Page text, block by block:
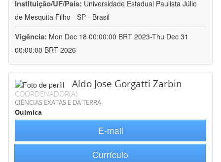
Instituição/UF/País: Universidade Estadual Paulista Júlio
de Mesquita Filho - SP - Brasil
Vigência: Mon Dec 18 00:00:00 BRT 2023-Thu Dec 31
00:00:00 BRT 2026
Aldo Jose Gorgatti Zarbin
COORDENADOR(A)
CIÊNCIAS EXATAS E DA TERRA
Química
E-mail
Currículo